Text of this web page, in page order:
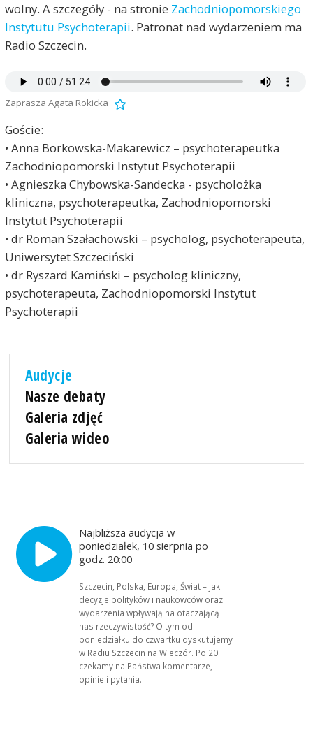
wolny. A szczegóły - na stronie Zachodniopomorskiego
Instytutu Psychoterapii. Patronat nad wydarzeniem ma
Radio Szczecin.
Zaprasza Agata Rokicka
Goście:
• Anna Borkowska-Makarewicz – psychoterapeutka
Zachodniopomorski Instytut Psychoterapii
• Agnieszka Chybowska-Sandecka - psycholożka
kliniczna, psychoterapeutka, Zachodniopomorski
Instytut Psychoterapii
• dr Roman Szałachowski – psycholog, psychoterapeuta,
Uniwersytet Szczeciński
• dr Ryszard Kamiński – psycholog kliniczny,
psychoterapeuta, Zachodniopomorski Instytut
Psychoterapii
Audycje
Nasze debaty
Galeria zdjęć
Galeria wideo
Najbliższa audycja w
poniedziałek, 10 sierpnia po
godz. 20:00
Szczecin, Polska, Europa, Świat – jak
decyzje polityków i naukowców oraz
wydarzenia wpływają na otaczającą
nas rzeczywistość? O tym od
poniedziałku do czwartku dyskutujemy
w Radiu Szczecin na Wieczór. Po 20
czekamy na Państwa komentarze,
opinie i pytania.